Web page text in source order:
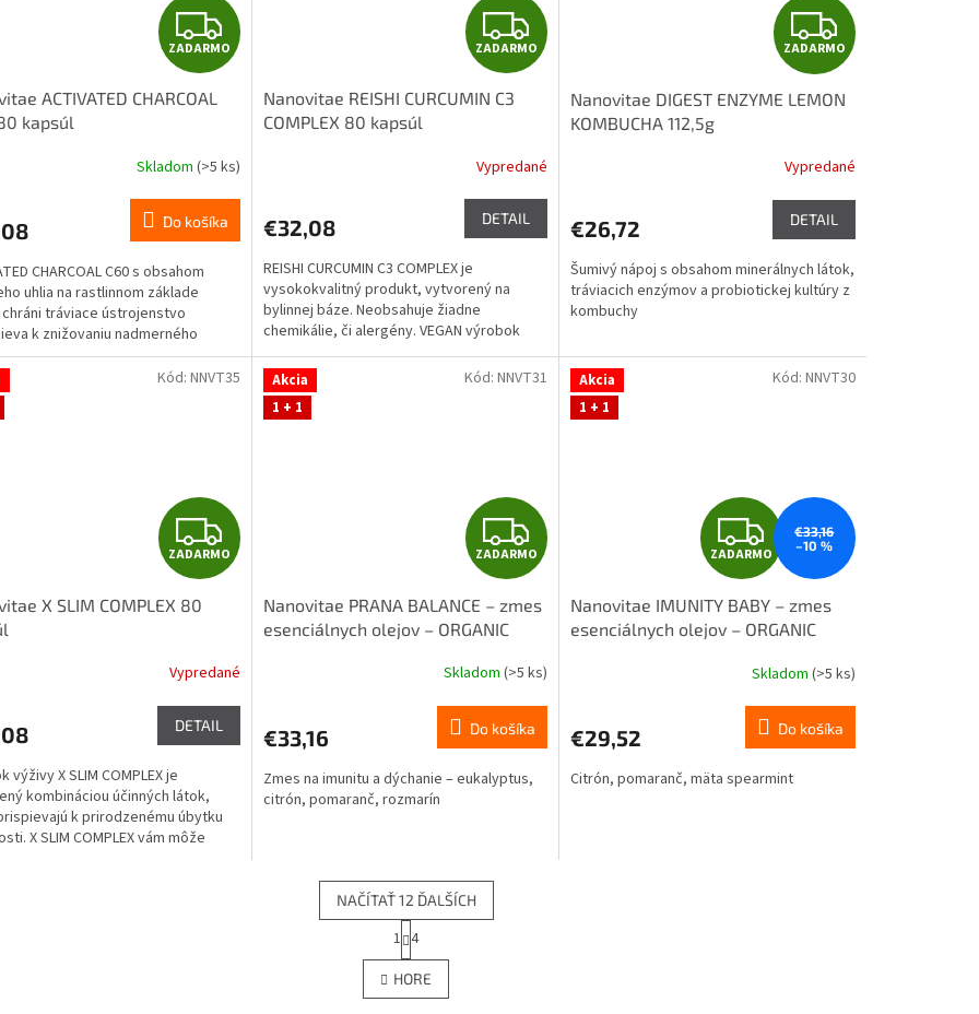
Z
A
A
R
M
ZADARMO
ACTIVATED CHARCOAL
kapsúl
Skladom (>5 ks)
Do košíka
CHARCOAL C60 s obsahom
uhlia na rastlinnom základe
tráviace ústrojenstvo
k znižovaniu nadmerného
črevných plynov.
Z
A
A
R
M
ZADARMO
Nanovitae REISHI CURCUMIN C3
COMPLEX 80 kapsúl
Vypredané
€32,08 DETAIL
REISHI CURCUMIN C3 COMPLEX je
vysokokvalitný produkt, vytvorený na
bylinnej báze. Neobsahuje žiadne
chemikálie, či alergény. VEGAN výrobok
znamená, že je netestovaný na...
Z
A
D
A
R
M
O
ZADARMO
Nanovitae DIGEST ENZYME LEMON
KOMBUCHA 112,5g
Vypredané
€26,72 DETAIL
Šumivý nápoj s obsahom minerálnych látok,
tráviacich enzýmov a probiotickej kultúry z
kombuchy
Z
A
A
R
M
O
ZADARMO
X SLIM COMPLEX 80
Vypredané
DETAIL
výživy X SLIM COMPLEX je
kombináciou účinných látok,
k prirodzenému úbytku
X SLIM COMPLEX vám môže
Kód: NNVT35
Akcia
1 + 1
Z
A
D
A
R
M
ZADARMO
Nanovitae PRANA BALANCE – zmes
esenciálnych olejov – ORGANIC
Skladom (>5 ks)
€33,16 Do košíka
Zmes na imunitu a dýchanie – eukalyptus,
citrón, pomaranč, rozmarín
Kód: NNVT31
Akcia
1 + 1
Z
A
D
A
R
M
ZADARMO
€33,16
–10 %
Nanovitae IMUNITY BABY – zmes
esenciálnych olejov – ORGANIC
Skladom (>5 ks)
€29,52 Do košíka
Citrón, pomaranč, mäta spearmint
Kód: NNVT30
O
v
l
NAČÍTAŤ 12 ĎALŠÍCH
S
t
r
á
n
1 4
HORE